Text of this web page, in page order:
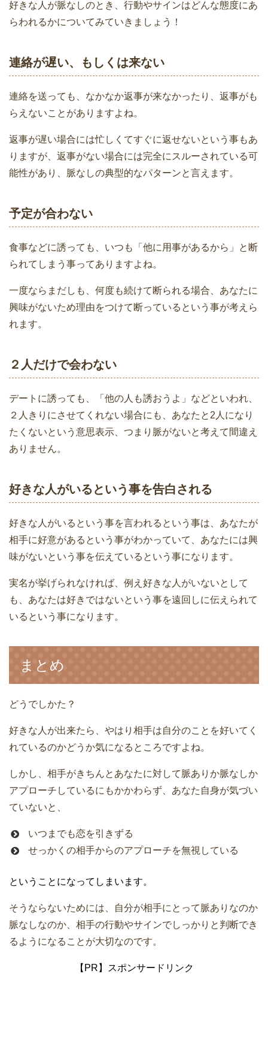
好きな人が脈なしのとき、行動やサインはどんな態度にあ
らわれるかについてみていきましょう！
連絡が遅い、もしくは来ない
連絡を送っても、なかなか返事が来なかったり、返事がも
らえないことがありますよね。
返事が遅い場合には忙しくてすぐに返せないという事もあ
りますが、返事がない場合には完全にスルーされている可
能性があり、脈なしの典型的なパターンと言えます。
予定が合わない
食事などに誘っても、いつも「他に用事があるから」と断
られてしまう事ってありますよね。
一度ならまだしも、何度も続けて断られる場合、あなたに
興味がないため理由をつけて断っているという事が考えら
れます。
２人だけで会わない
デートに誘っても、「他の人も誘おうよ」などといわれ、
２人きりにさせてくれない場合にも、あなたと2人になり
たくないという意思表示、つまり脈がないと考えて間違え
ありません。
好きな人がいるという事を告白される
好きな人がいるという事を言われるという事は、あなたが
相手に好意があるという事がわかっていて、あなたには興
味がないという事を伝えているという事になります。
実名が挙げられなければ、例え好きな人がいないとして
も、あなたは好きではないという事を遠回しに伝えられて
いるという事になります。
まとめ
どうでしかた？
好きな人が出来たら、やはり相手は自分のことを好いてく
れているのかどうか気になるところですよね。
しかし、相手がきちんとあなたに対して脈ありか脈なしか
アプローチしているにもかかわらず、あなた自身が気づい
ていないと、
いつまでも恋を引きずる
せっかくの相手からのアプローチを無視している
ということになってしまいます。
そうならないためには、自分が相手にとって脈ありなのか
脈なしなのか、相手の行動やサインでしっかりと判断でき
るようになることが大切なのです。
【PR】スポンサードリンク